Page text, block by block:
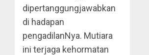
dipertanggungjawabkan
di hadapan
pengadilanNya. Mutiara
ini terjaga kehormatan